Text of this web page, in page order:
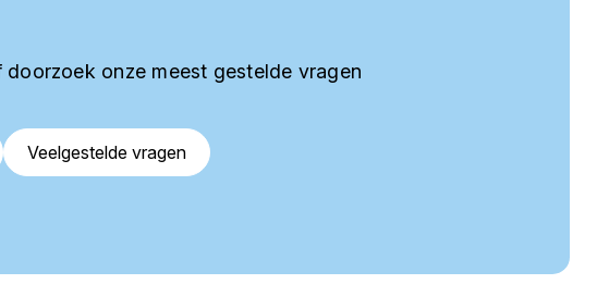
onze meest gestelde vragen
Veelgestelde vragen